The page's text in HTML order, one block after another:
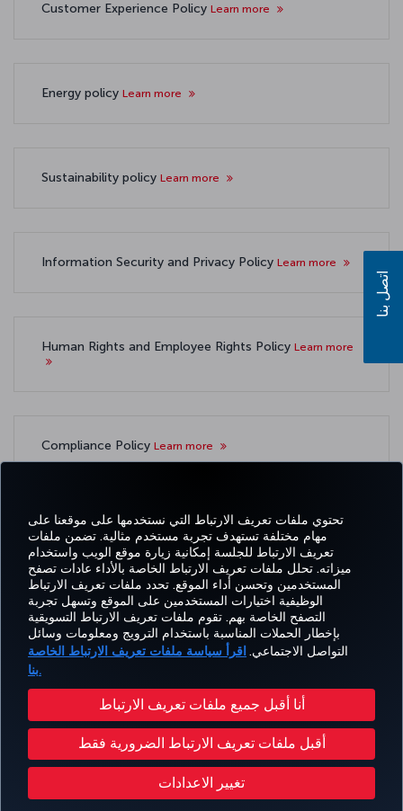
تحتوي ملفات تعريف الارتباط التي نستخدمها على موقعنا على
مهام مختلفة تستهدف تجربة مستخدم مثالية. تضمن ملفات
تعريف الارتباط للجلسة إمكانية زيارة موقع الويب واستخدام
ميزاته. تحلل ملفات تعريف الارتباط الخاصة بالأداء عادات تصفح
المستخدمين وتحسن أداء الموقع. تحدد ملفات تعريف الارتباط
الوظيفية اختيارات المستخدمين على الموقع وتسهل تجربة
التصفح الخاصة بهم. تقوم ملفات تعريف الارتباط التسويقية
بإخطار الحملات المناسبة باستخدام الترويج ومعلومات وسائل
التواصل الاجتماعي. اقرأ سياسة ملفات تعريف الارتباط الخاصة
بنا.
أنا أقبل جميع ملفات تعريف الارتباط
أقبل ملفات تعريف الارتباط الضرورية فقط
تغيير الاعدادات
Customer Experience Policy Learn more
Energy policy Learn more
Sustainability policy Learn more
Information Security and Privacy Policy Learn more
Human Rights and Employee Rights Policy Learn more
Compliance Policy Learn more
Facebook
TwitterInstagram
YouTubeLinkedIn
تيك توك
BlogPinterest
الحجز
والإدارة
خبرة
العروض
والوجهات
مساعدة MILES&SMILES
CORPORATE
CLUB
سياسة الخصوصية وملفات تعريف الارتباط إشعار قانوني
تغيير إعدادات ملفات تعريف الارتباط خطة خدمة عملاء وزارة النقل الأمريكية
حقوق أصحاب البيانات في الإتحاد الأوروبي
حقوق النشر محفوظة للخطوط الجوية التركية © 1996 - 2026
اتصل بنا